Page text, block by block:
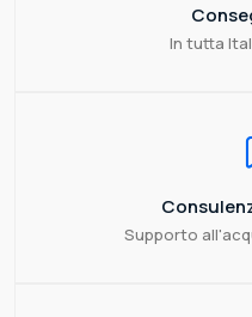
In tutta
Supporto